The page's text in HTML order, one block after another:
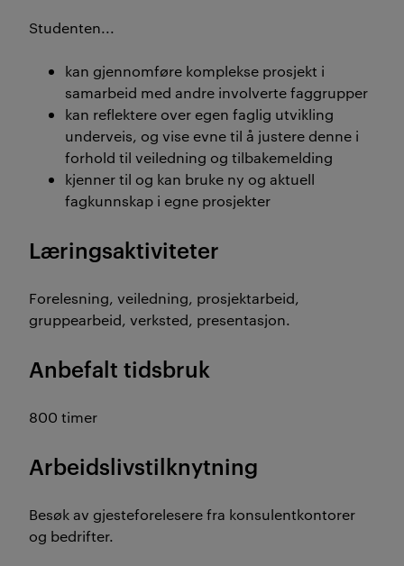
Studenten...
kan gjennomføre komplekse prosjekt i
samarbeid med andre involverte faggrupper
kan reflektere over egen faglig utvikling
underveis, og vise evne til å justere denne i
forhold til veiledning og tilbakemelding
kjenner til og kan bruke ny og aktuell
fagkunnskap i egne prosjekter
Læringsaktiviteter
Forelesning, veiledning, prosjektarbeid,
gruppearbeid, verksted, presentasjon.
Anbefalt tidsbruk
800 timer
Arbeidslivstilknytning
Besøk av gjesteforelesere fra konsulentkontorer
og bedrifter.